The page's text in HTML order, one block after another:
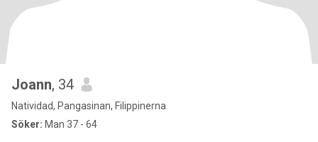
Joann, 34
Natividad, Pangasinan, Filippinerna
Söker: Man 37 - 64